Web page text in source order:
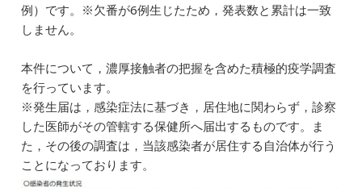
例）です。※欠番が6例生じたため，発表数と累計は一致
しません。
本件について，濃厚接触者の把握を含めた積極的疫学調査
を行っています。
※発生届は，感染症法に基づき，居住地に関わらず，診察
した医師がその管轄する保健所へ届出するものです。ま
た，その後の調査は，当該感染者が居住する自治体が行う
ことになっております。